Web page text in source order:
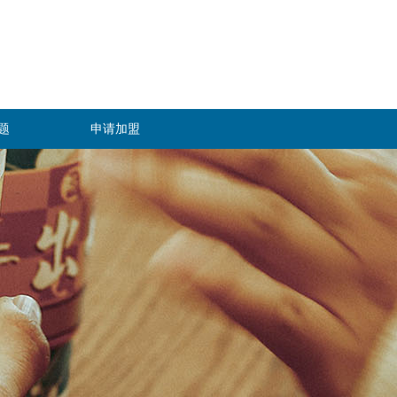
申请加盟